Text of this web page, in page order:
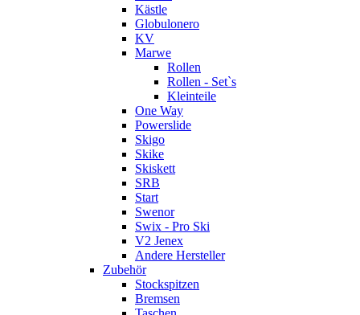
Kästle
Globulonero
KV
Marwe
Rollen
Rollen - Set`s
Kleinteile
One Way
Powerslide
Skigo
Skike
Skiskett
SRB
Start
Swenor
Swix - Pro Ski
V2 Jenex
Andere Hersteller
Zubehör
Stockspitzen
Bremsen